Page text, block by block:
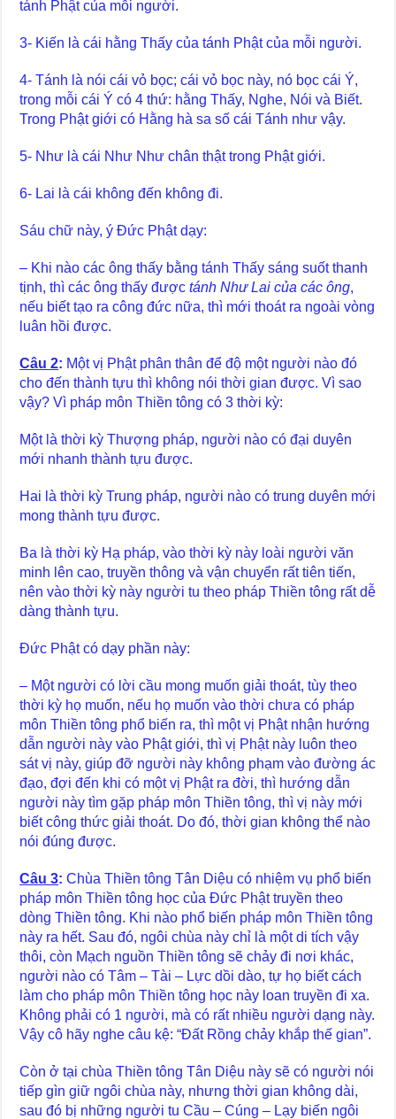
tánh Phật của mỗi người.
3- Kiến là cái hằng Thấy của tánh Phật của mỗi người.
4- Tánh là nói cái vỏ bọc; cái vỏ bọc này, nó bọc cái Ý,
trong mỗi cái Ý có 4 thứ: hằng Thấy, Nghe, Nói và Biết.
Trong Phật giới có Hằng hà sa số cái Tánh như vậy.
5- Như là cái Như Như chân thật trong Phật giới.
6- Lai là cái không đến không đi.
Sáu chữ này, ý Đức Phật dạy:
– Khi nào các ông thấy bằng tánh Thấy sáng suốt thanh
tịnh, thì các ông thấy đượctánh Như Lai của các ông,
nếu biết tạo ra công đức nữa, thì mới thoát ra ngoài vòng
luân hồi được.
Câu 2: Một vị Phật phân thân để độ một người nào đó
cho đến thành tựu thì không nói thời gian được. Vì sao
vậy? Vì pháp môn Thiền tông có 3 thời kỳ:
Một là thời kỳ Thượng pháp, người nào có đại duyên
mới nhanh thành tựu được.
Hai là thời kỳ Trung pháp, người nào có trung duyên mới
mong thành tựu được.
Ba là thời kỳ Hạ pháp, vào thời kỳ này loài người văn
minh lên cao, truyền thông và vận chuyển rất tiên tiến,
nên vào thời kỳ này người tu theo pháp Thiền tông rất dễ
dàng thành tựu.
Đức Phật có dạy phần này:
– Một người có lời cầu mong muốn giải thoát, tùy theo
thời kỳ họ muốn, nếu họ muốn vào thời chưa có pháp
môn Thiền tông phổ biến ra, thì một vị Phật nhận hướng
dẫn người này vào Phật giới, thì vị Phật này luôn theo
sát vị này, giúp đỡ người này không phạm vào đường ác
đạo, đợi đến khi có một vị Phật ra đời, thì hướng dẫn
người này tìm gặp pháp môn Thiền tông, thì vị này mới
biết công thức giải thoát. Do đó, thời gian không thể nào
nói đúng được.
Câu 3: Chùa Thiền tông Tân Diệu có nhiệm vụ phổ biến
pháp môn Thiền tông học của Đức Phật truyền theo
dòng Thiền tông. Khi nào phổ biến pháp môn Thiền tông
này ra hết. Sau đó, ngôi chùa này chỉ là một di tích vậy
thôi, còn Mạch nguồn Thiền tông sẽ chảy đi nơi khác,
người nào có Tâm – Tài – Lực dồi dào, tự họ biết cách
làm cho pháp môn Thiền tông học này loan truyền đi xa.
Không phải có 1 người, mà có rất nhiều người dạng này.
Vậy cô hãy nghe câu kệ: “Đất Rồng chảy khắp thế gian”.
Còn ở tại chùa Thiền tông Tân Diệu này sẽ có người nói
tiếp gìn giữ ngôi chùa này, nhưng thời gian không dài,
sau đó bị những người tu Cầu – Cúng – Lạy biến ngôi